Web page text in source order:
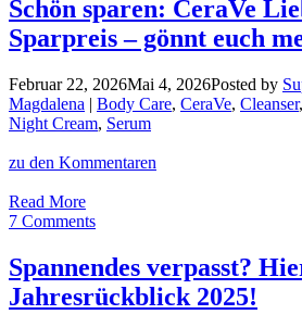
schafft
nur
brandneue
ZIIP
HALO
+
Schön sparen: CeraVe
Sparpreis – gönnt euch
Februar 22, 2026Mai 4, 2026Posted by
Magdalena | Body Care, CeraVe, Cleanser,
Night Cream, Serum
zu den Kommentaren
Read MoreSchön
sparen:
Lieblinge
zum
Sparpreis
7 Comments
Spannendes verpasst?
Jahresrückblick 2025!